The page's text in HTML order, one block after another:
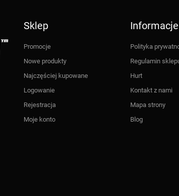
Sklep
Promocje
Nowe produkty
Najczęściej kupowane
Logowanie
Rejestracja
Moje konto
Polityka
Regulamin
Hurt
Kontakt z nami
Mapa strony
Blog